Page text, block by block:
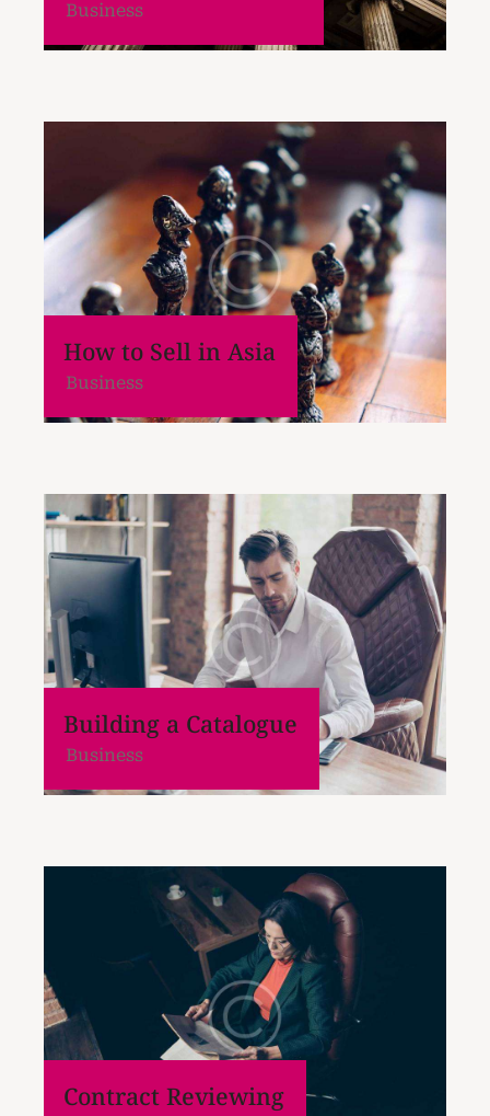
Business
How to Sell in Asia
Business
Building a Catalogue
Business
Contract Reviewing